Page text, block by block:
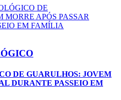
DE GUARULHOS: JOVEM
DURANTE PASSEIO EM